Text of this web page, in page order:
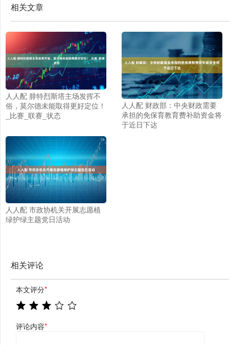
相关文章
人人配 腓特烈斯塔主场发挥不
俗，莫尔德未能取得更好定位！
_比赛_联赛_状态
人人配 财政部：中央财政需要
承担的免保育教育费补助资金将
于近日下达
人人配 市政协机关开展志愿植
绿护绿主题党日活动
相关评论
本文评分*
评论内容*